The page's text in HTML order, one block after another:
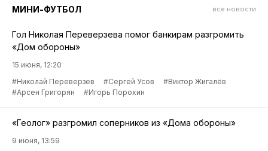
МИНИ-ФУТБОЛ все новости
Гол Николая Переверзева помог банкирам разгромить
«Дом обороны»
15 июня, 12:20
#Николай Переверзев
#Сергей Усов
#Виктор Жигалёв
#Арсен Григорян
#Игорь Порохин
«Геолог» разгромил соперников из «Дома обороны»
9 июня, 13:59